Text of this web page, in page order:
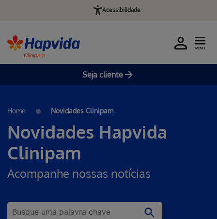
Acessibilidade
Seja cliente
MENU
Home Novidades Clinipam
Novidades Hapvida
Clinipam
Acompanhe nossas notícias